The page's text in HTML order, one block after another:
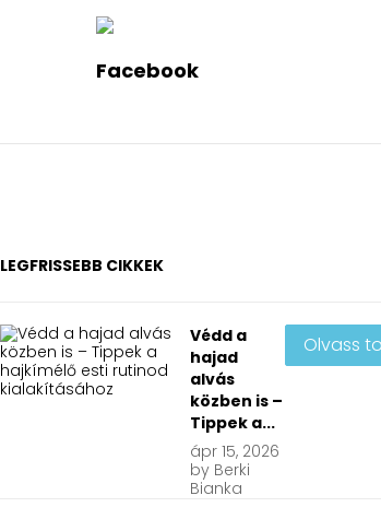
Facebook
LEGFRISSEBB CIKKEK
Védd a
hajad
alvás
közben is –
Tippek a...
ápr15, 2026
by Berki
Bianka
Olvass